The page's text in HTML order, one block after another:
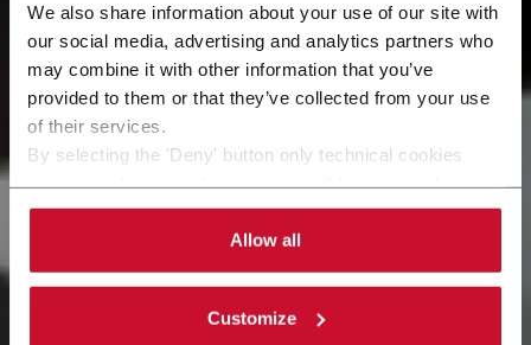
We also share information about your use of our site with
our social media, advertising and analytics partners who
may combine it with other information that you’ve
provided to them or that they’ve collected from your use
of their services.
By selecting the 'Deny' button only technical cookies
By selecting the 'Customize' button you can choose the
single categories of cookies to be activated. Read the
completecookie policy.
Allow all
Customize
Notre philosophie
Rendre la vie de nos clients simple et facile